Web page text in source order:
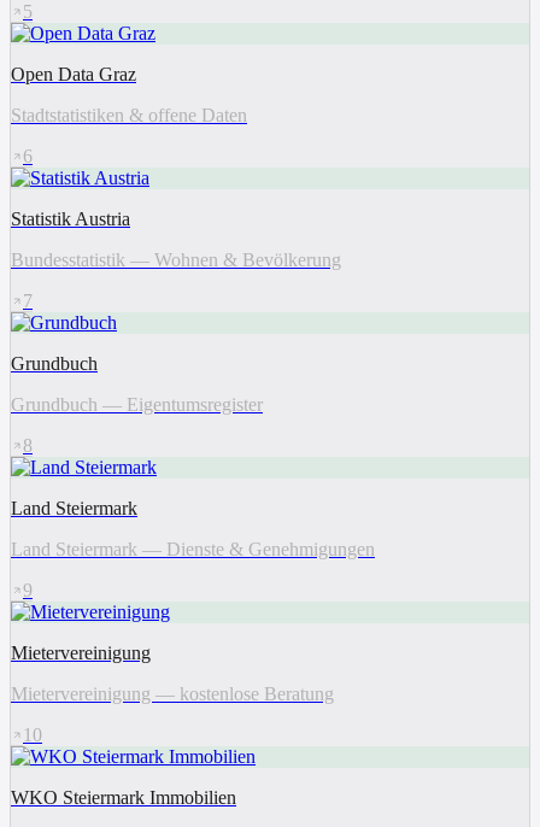
5
Open Data Graz
Stadtstatistiken & offene Daten
6
Statistik Austria
Bundesstatistik — Wohnen & Bevölkerung
7
Grundbuch
Grundbuch — Eigentumsregister
8
Land Steiermark
Land Steiermark — Dienste & Genehmigungen
9
Mietervereinigung
Mietervereinigung — kostenlose Beratung
10
WKO Steiermark Immobilien